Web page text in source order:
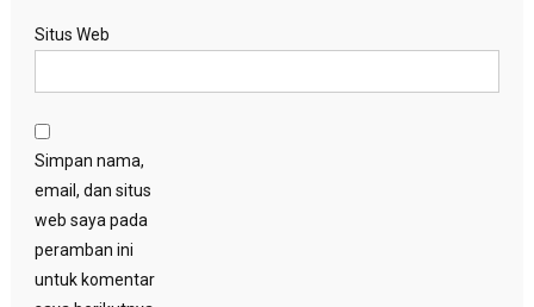
Situs Web
Simpan nama,
email, dan situs
web saya pada
peramban ini
untuk komentar